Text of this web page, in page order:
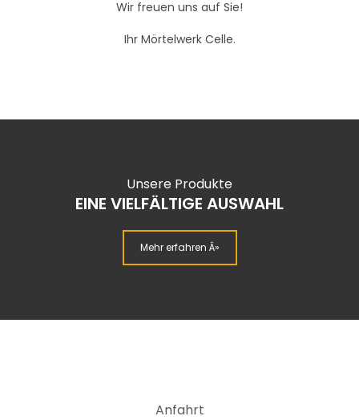
Wir freuen uns auf Sie!
Ihr Mörtelwerk Celle.
Unsere Produkte
EINE VIELFÄLTIGE AUSWAHL
Mehr erfahren Â»
Anfahrt